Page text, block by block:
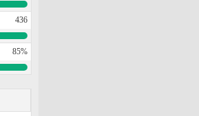
436
85%